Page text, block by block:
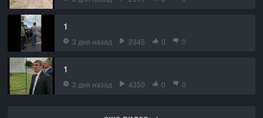
1
3 дня назад 2345 0 0
1
3 дня назад 4350 0 0